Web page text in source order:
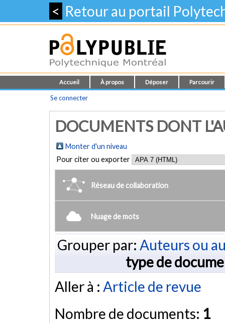
< Retour au portail
Accueil À propos Déposer Parcourir
Se connecter
DOCUMENTS DONT
Monter d'un niveau
Pour citer ou exporter
Réseau de collaboration
Nuage de mots
Grouper par: Auteurs ou
type de
Aller à : Article de revue
Nombre de documents: 1